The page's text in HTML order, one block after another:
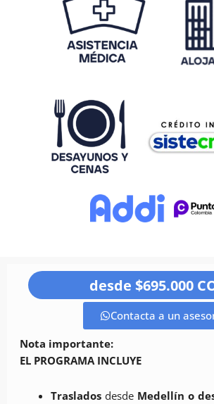
desde $695.000
Contacta a un
Nota importante:
EL PROGRAMA INCLUYE
Trasladosdesde Medellín o